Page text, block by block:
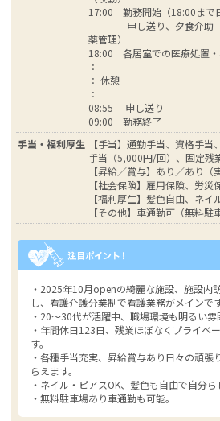
17:00 勤務開始（18:00まで
申し送り、夕食介助（
薬管理）
18:00 各居室での医療処置
：
： 休憩
：
08:55 申し送り
09:00 勤務終了
手当・福利厚生
【手当】通勤手当、資格手
手当（5,000円/回）、固定残
【昇給／賞与】あり／あり（
【社会保険】雇用保険、労
【福利厚生】髪色自由、ネイ
【その他】車通勤可（無料駐
・2025年10月openの綺麗な施設、施設内
し、看護介護分業制で看護業務がメインです
・20～30代が活躍中、職場環境も明るい雰
・年間休日123日、残業ほぼなくプライベ
す。
・各種手当充実、昇給賞与あり日々の頑張
らえます。
・ネイル・ピアスOK、髪色も自由で自分ら
・無料駐車場あり車通勤も可能。